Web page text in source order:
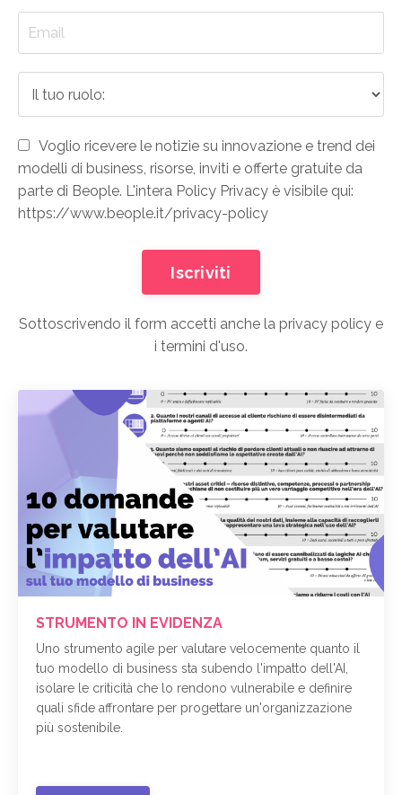
Voglio ricevere le notizie su innovazione e trend dei
modelli di business, risorse, inviti e offerte gratuite da
parte di Beople. L'intera Policy Privacy è visibile qui:
https://www.beople.it/privacy-policy
Iscriviti
Sottoscrivendo il form accetti anche la privacy policy e
i termini d'uso.
STRUMENTO IN EVIDENZA
Uno strumento agile per valutare velocemente quanto il
tuo modello di business sta subendo l'impatto dell'AI,
isolare le criticità che lo rendono vulnerabile e definire
quali sfide affrontare per progettare un'organizzazione
più sostenibile.